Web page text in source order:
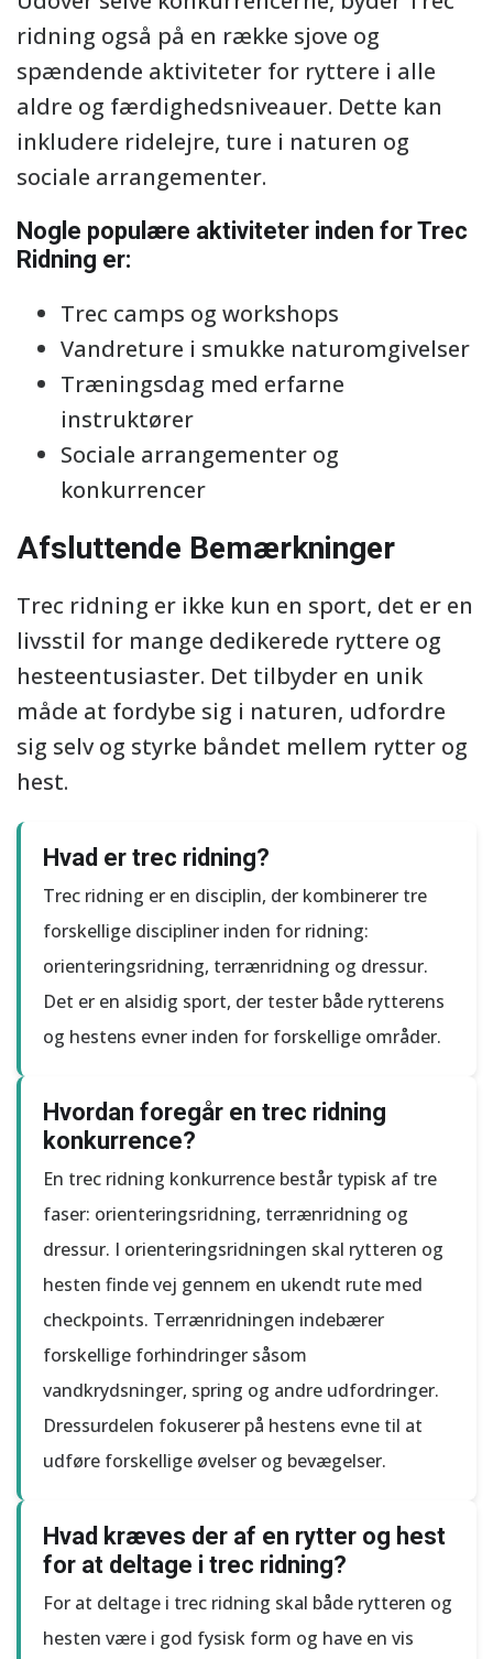
ridning også på en række sjove og
spændende aktiviteter for ryttere i alle
aldre og færdighedsniveauer. Dette kan
inkludere ridelejre, ture i naturen og
sociale arrangementer.
Nogle populære aktiviteter inden for Trec
Ridning er:
Trec camps og workshops
Vandreture i smukke naturomgivelser
Træningsdag med erfarne
instruktører
Sociale arrangementer og
konkurrencer
Afsluttende Bemærkninger
Trec ridning er ikke kun en sport, det er en
livsstil for mange dedikerede ryttere og
hesteentusiaster. Det tilbyder en unik
måde at fordybe sig i naturen, udfordre
sig selv og styrke båndet mellem rytter og
hest.
Hvad er trec ridning?
Trec ridning er en disciplin, der kombinerer tre
forskellige discipliner inden for ridning:
orienteringsridning, terrænridning og dressur.
Det er en alsidig sport, der tester både rytterens
og hestens evner inden for forskellige områder.
Hvordan foregår en trec ridning
konkurrence?
En trec ridning konkurrence består typisk af tre
faser: orienteringsridning, terrænridning og
dressur. I orienteringsridningen skal rytteren og
hesten finde vej gennem en ukendt rute med
checkpoints. Terrænridningen indebærer
forskellige forhindringer såsom
vandkrydsninger, spring og andre udfordringer.
Dressurdelen fokuserer på hestens evne til at
udføre forskellige øvelser og bevægelser.
Hvad kræves der af en rytter og hest
for at deltage i trec ridning?
For at deltage i trec ridning skal både rytteren og
hesten være i god fysisk form og have en vis